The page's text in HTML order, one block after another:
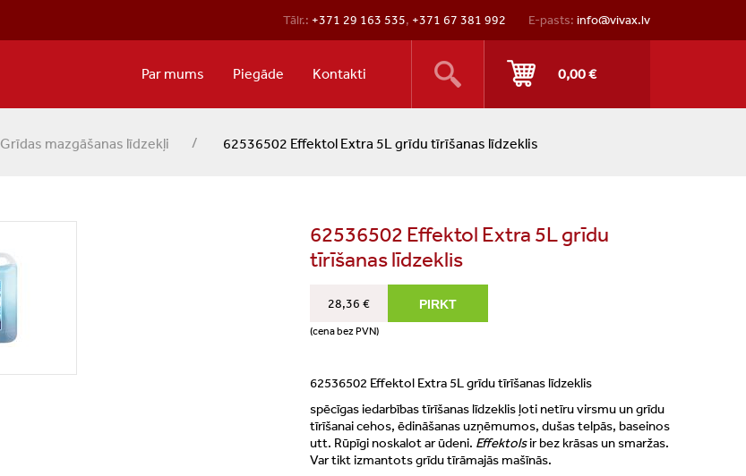
Tālr.: +371 29 163 535, +371 67 381 992 E-pasts: info@vivax.lv
0,00 €
Par mums Piegāde Kontakti
Grīdas mazgāšanas līdzekļi 62536502 Effektol Extra 5L grīdu tīrīšanas līdzeklis
62536502 Effektol Extra 5L grīdu
tīrīšanas līdzeklis
28,36 €
(cena bez PVN)
62536502 Effektol Extra 5L grīdu tīrīšanas līdzeklis
spēcīgas iedarbības tīrīšanas līdzeklis ļoti netīru virsmu un grīdu
tīrīšanai cehos, ēdināšanas uzņēmumos, dušas telpās, baseinos
utt. Rūpīgi noskalot ar ūdeni. Effektolsir bez krāsas un smaržas.
Var tikt izmantots grīdu tīrāmajās mašīnās.